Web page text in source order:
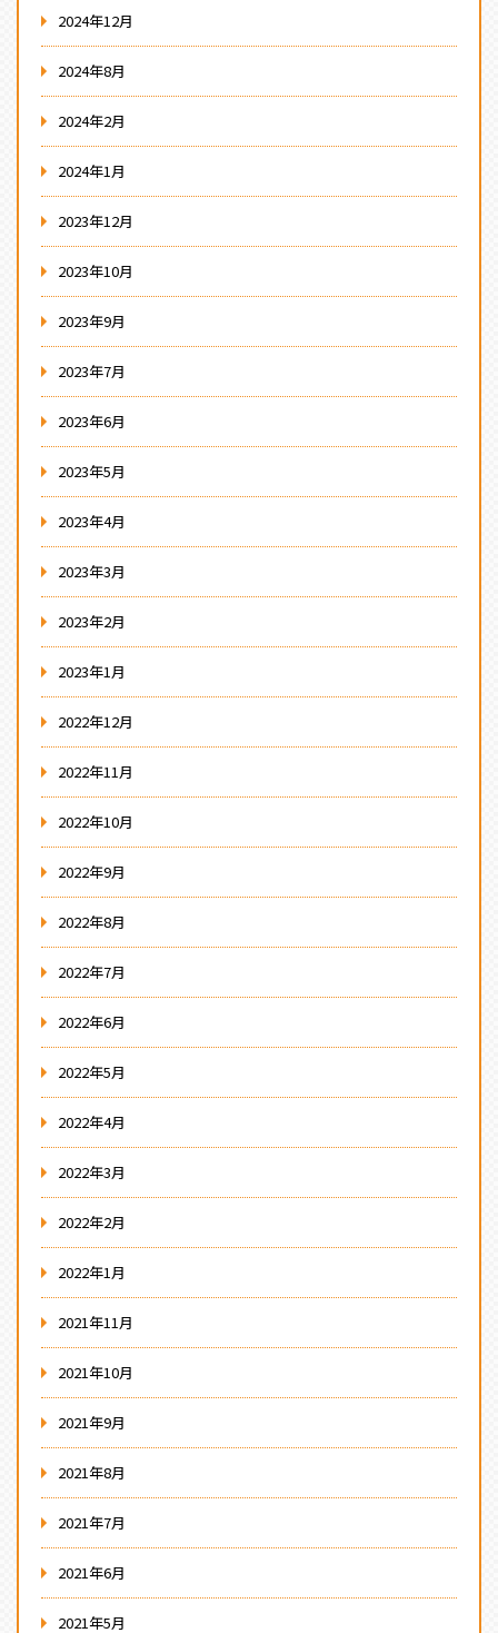
2024年12月
2024年8月
2024年2月
2024年1月
2023年12月
2023年10月
2023年9月
2023年7月
2023年6月
2023年5月
2023年4月
2023年3月
2023年2月
2023年1月
2022年12月
2022年11月
2022年10月
2022年9月
2022年8月
2022年7月
2022年6月
2022年5月
2022年4月
2022年3月
2022年2月
2022年1月
2021年11月
2021年10月
2021年9月
2021年8月
2021年7月
2021年6月
2021年5月